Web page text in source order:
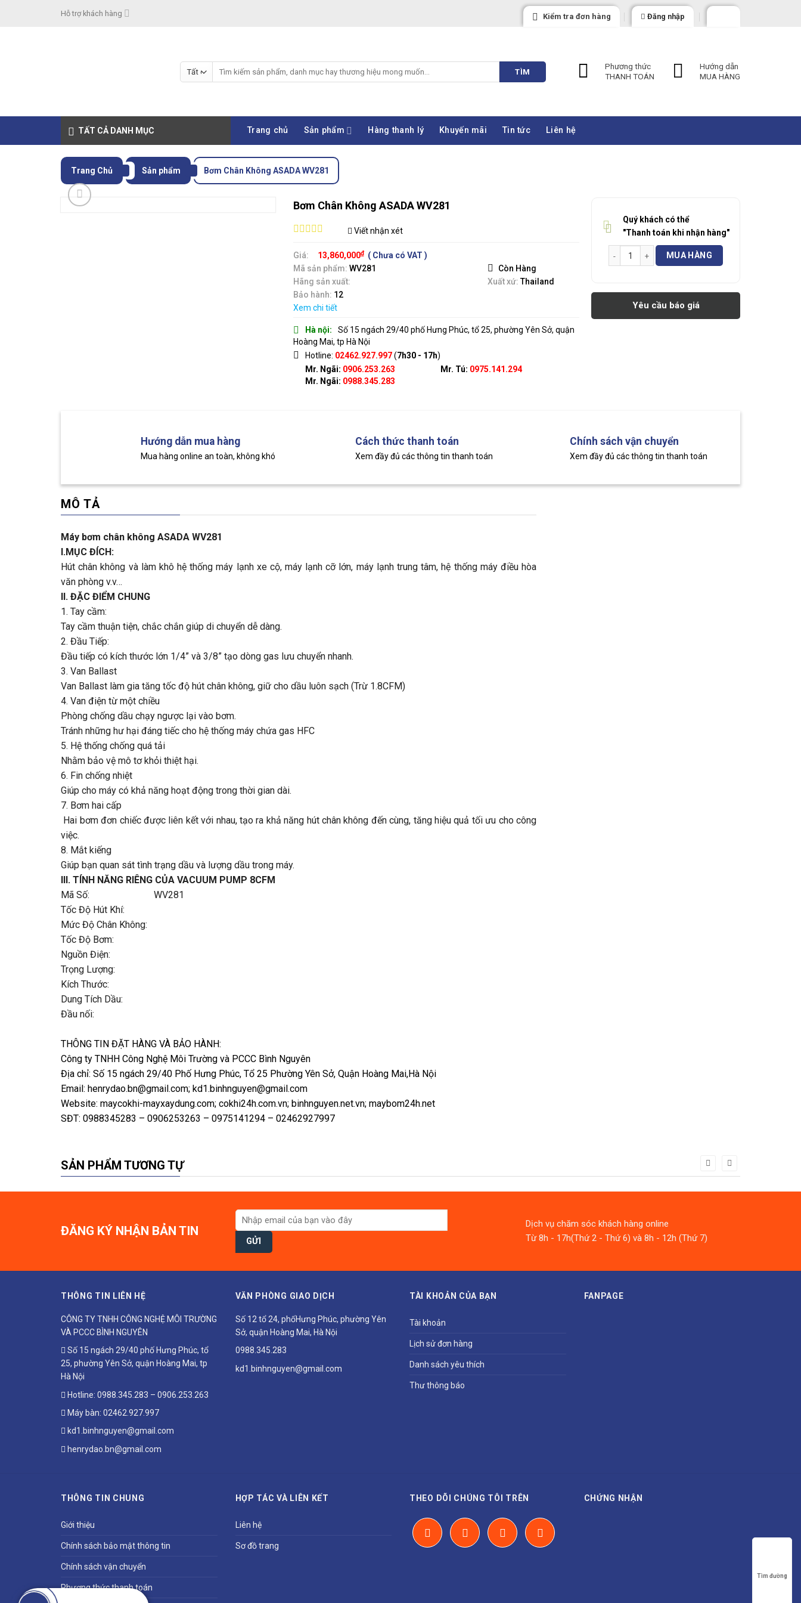
Hỗ trợ khách hàng Kiểm tra đơn hàng Đăng nhập
kiếm:
TÌM
Phương thức
THANH TOÁN
Hướng dẫn
MUA HÀNG
TẤT CẢ DANH MỤC Trang chủ Sản phẩm Hàng thanh lý Khuyến mãi Tin tức Liên hệ
Trang Chủ Sản phẩm Bơm Chân Không ASADA WV281
Bơm Chân Không ASADA WV281
out
5
Viết nhận xét
Giá: 13,860,000₫ ( Chưa có VAT )
Mã sản phẩm: WV281
Còn Hàng
Hãng sản xuất:
Xuất xứ:Thailand
Bảo hành: 12
Xem chi tiết
Hà nội:
Số 15 ngách 29/40 phố Hưng Phúc, tổ 25, phường Yên Sở, quận
Hoàng Mai, tp Hà Nội
Hotline: 02462.927.997(7h30 - 17h)
Mr. Ngãi: 0906.253.263
Mr. Ngãi: 0988.345.283
Mr. Tú: 0975.141.294
Quý khách có thể
"Thanh toán khi nhận hàng"
Bơm Chân Không ASADA WV281 số lượng
MUA HÀNG
Yêu cầu báo giá
Hướng dẫn mua hàng
Mua hàng online an toàn, không khó
Cách thức thanh toán
Xem đầy đủ các thông tin thanh toán
Chính sách vận chuyển
Xem đầy đủ các thông tin thanh toán
MÔ TẢ
Máy bơm chân không ASADA WV281
I.MỤC ĐÍCH:
Hút chân không và làm khô hệ thống máy lạnh xe cộ, máy lạnh cỡ lớn, máy lạnh trung tâm, hệ thống máy điều hòa
văn phòng v.v…
II. ĐẶC ĐIỂM CHUNG
1. Tay cầm:
Tay cầm thuận tiện, chắc chắn giúp di chuyển dễ dàng.
2. Đầu Tiếp:
Đầu tiếp có kích thước lớn 1/4” và 3/8” tạo dòng gas lưu chuyển nhanh.
3. Van Ballast
Van Ballast làm gia tăng tốc độ hút chân không, giữ cho dầu luôn sạch (Trừ 1.8CFM)
4. Van điện từ một chiều
Phòng chống dầu chạy ngược lại vào bơm.
Tránh những hư hại đáng tiếc cho hệ thống máy chứa gas HFC
5. Hệ thống chống quá tải
Nhằm bảo vệ mô tơ khỏi thiệt hại.
6. Fin chống nhiệt
Giúp cho máy có khả năng hoạt động trong thời gian dài.
7. Bơm hai cấp
Hai bơm đơn chiếc được liên kết với nhau, tạo ra khả năng hút chân không đến cùng, tăng hiệu quả tối ưu cho công
việc.
8. Mắt kiếng
Giúp bạn quan sát tình trạng dầu và lượng dầu trong máy.
III. TÍNH NĂNG RIÊNG CỦA VACUUM PUMP 8CFM
Mã Số: WV281
Tốc Độ Hút Khí:
Mức Độ Chân Không:
Tốc Độ Bơm:
Nguồn Điện:
Trọng Lượng:
Kích Thước:
Dung Tích Dầu:
Đầu nối:
THÔNG TIN ĐẶT HÀNG VÀ BẢO HÀNH:
Công ty TNHH Công Nghệ Môi Trường và PCCC Bình Nguyên
Địa chỉ: Số 15 ngách 29/40 Phố Hưng Phúc, Tổ 25 Phường Yên Sở, Quận Hoàng Mai,Hà Nội
Email: henrydao.bn@gmail.com; kd1.binhnguyen@gmail.com
Website: maycokhi-mayxaydung.com; cokhi24h.com.vn; binhnguyen.net.vn; maybom24h.net
SĐT: 0988345283 – 0906253263 – 0975141294 – 02462927997
SẢN PHẨM TƯƠNG TỰ
ĐĂNG KÝ NHẬN BẢN TIN
Dịch vụ chăm sóc khách hàng online
Từ 8h - 17h(Thứ 2 - Thứ 6) và 8h - 12h (Thứ 7)
THÔNG TIN LIÊN HỆ
CÔNG TY TNHH CÔNG NGHỆ MÔI TRƯỜNG
VÀ PCCC BÌNH NGUYÊN
Số 15 ngách 29/40 phố Hưng Phúc, tổ
25, phường Yên Sở, quận Hoàng Mai, tp
Hà Nội
Hotline: 0988.345.283 – 0906.253.263
Máy bàn: 02462.927.997
kd1.binhnguyen@gmail.com
henrydao.bn@gmail.com
VĂN PHÒNG GIAO DỊCH
Số 12 tổ 24, phốHưng Phúc, phường Yên
Sở, quận Hoàng Mai, Hà Nội
0988.345.283
kd1.binhnguyen@gmail.com
TÀI KHOẢN CỦA BẠN
Tài khoản
Lịch sử đơn hàng
Danh sách yêu thích
Thư thông báo
FANPAGE
THÔNG TIN CHUNG
Giới thiệu
Chính sách bảo mật thông tin
Chính sách vận chuyển
Phương thức thanh toán
HỢP TÁC VÀ LIÊN KẾT
Liên hệ
Sơ đồ trang
THEO DÕI CHÚNG TÔI TRÊN CHỨNG NHẬN
Tìm đường